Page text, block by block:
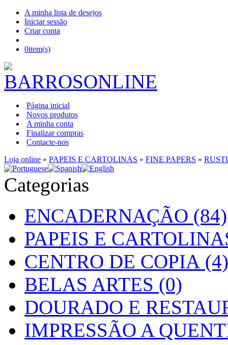
A minha lista de desejos
Iniciar sessão
Criar conta
0item(s)
Página inicial
Novos produtos
A minha conta
Finalizar compras
Contacte-nos
Loja online » PAPEIS E CARTOLINAS » FINE PAPERS »
Categorias
ENCADERNAÇÃO (84)
PAPEIS E
CENTRO DE COPIA (4)
BELAS ARTES (0)
DOURADO E
IMPRESSÃO A